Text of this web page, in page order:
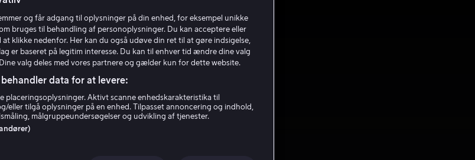
og får adgang til oplysninger på din enhed, for eksempel unikke
bruges til behandling af personoplysninger. Du kan acceptere eller
klikke nedenfor. Her kan du også udøve din ret til at gøre indsigelse,
er baseret på legitim interesse. Du kan til enhver tid ændre dine valg
valg deles med vores partnere og gælder kun for dette website.
data for at levere:
placeringsoplysninger. Aktivt scanne enhedskarakteristika til
eller tilgå oplysninger på en enhed. Tilpasset annoncering og indhold,
målgruppeundersøgelser og udvikling af tjenester.